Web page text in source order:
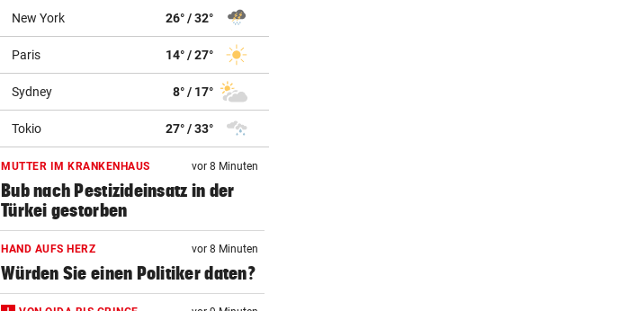
New York 26° / 32°
Paris 14° / 27°
Sydney 8° / 17°
Tokio 27° / 33°
MUTTER IM KRANKENHAUS vor 8 Minuten
Bub nach Pestizideinsatz in der
Türkei gestorben
HAND AUFS HERZ vor 8 Minuten
Würden Sie einen Politiker daten?